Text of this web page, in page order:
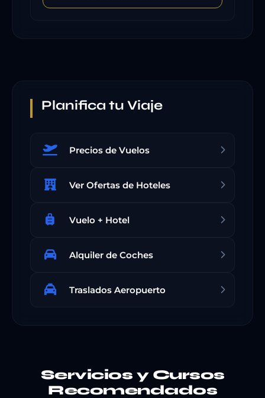
Planifica tu Viaje
Precios de Vuelos
Ver Ofertas de Hoteles
Vuelo + Hotel
Alquiler de Coches
Traslados Aeropuerto
Servicios y Cursos
Recomendados